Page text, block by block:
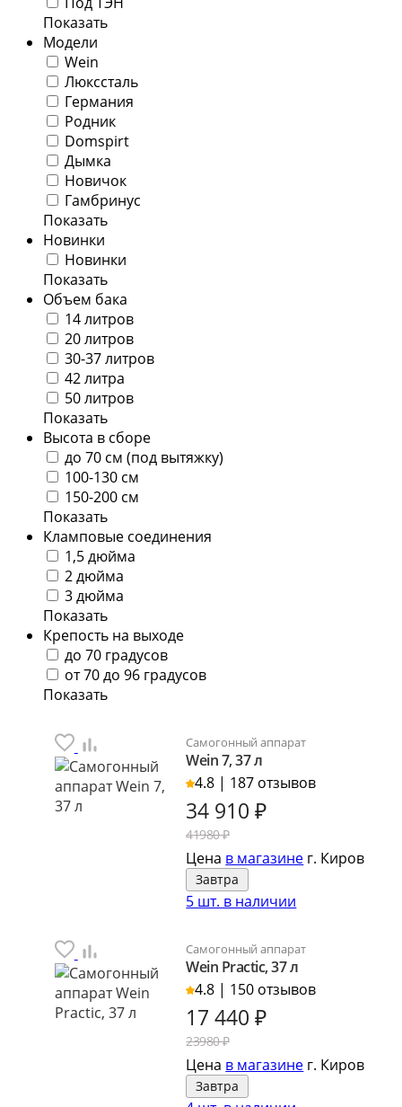
Показать
Модели
Wein
Люкссталь
Германия
Родник
Domspirt
Дымка
Новичок
Гамбринус
Показать
Новинки
Новинки
Показать
Объем бака
14 литров
20 литров
30-37 литров
42 литра
50 литров
Показать
Высота в сборе
до 70 см (под вытяжку)
100-130 см
150-200 см
Показать
Кламповые соединения
1,5 дюйма
2 дюйма
3 дюйма
Показать
Крепость на выходе
до 70 градусов
от 70 до 96 градусов
Показать
Самогонный аппарат
Wein 7, 37 л
4.8 | 187 отзывов
34 910₽
41980 ₽
Цена в магазине г. Киров
Завтра
5 шт. в наличии
Самогонный аппарат
Wein Practic, 37 л
4.8 | 150 отзывов
17 440₽
23980 ₽
Цена в магазине г. Киров
Завтра